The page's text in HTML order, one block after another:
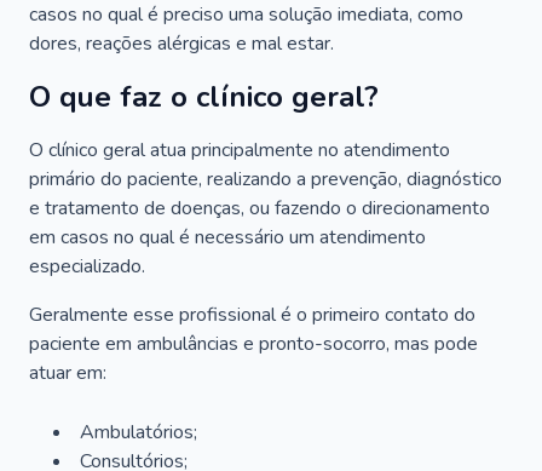
casos no qual é preciso uma solução imediata, como
dores, reações alérgicas e mal estar.
O que faz o clínico geral?
O clínico geral atua principalmente no atendimento
primário do paciente, realizando a prevenção, diagnóstico
e tratamento de doenças, ou fazendo o direcionamento
em casos no qual é necessário um atendimento
especializado.
Geralmente esse profissional é o primeiro contato do
paciente em ambulâncias e pronto-socorro, mas pode
atuar em:
Ambulatórios;
Consultórios;